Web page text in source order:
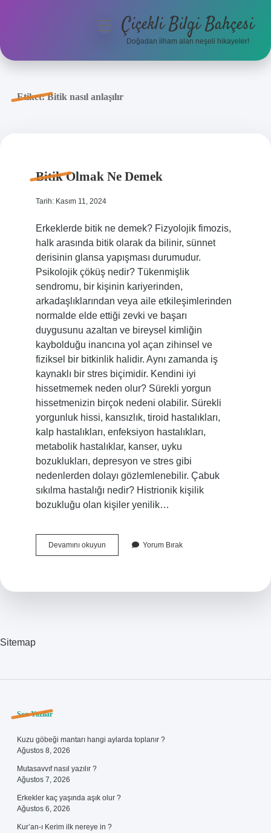
Anasayfa
menüyüÇiçekli Bilgi Bahçesi
Doğadan ilham alan neşeli hikayeler!
Etiket:Bitik nasıl anlaşılır
Bitik Olmak Ne Demek
Tarih: Kasım 11, 2024
Erkeklerde bitik ne demek? Fizyolojik fimozis,
halk arasında bitik olarak da bilinir, sünnet
derisinin glansa yapışması durumudur.
Psikolojik çöküş nedir? Tükenmişlik
sendromu, bir kişinin kariyerinden,
arkadaşlıklarından veya aile etkileşimlerinden
normalde elde ettiği zevki ve başarı
duygusunu azaltan ve bireysel kimliğin
kaybolduğu inancına yol açan zihinsel ve
fiziksel bir bitkinlik halidir. Aynı zamanda iş
kaynaklı bir stres biçimidir. Kendini iyi
hissetmemek neden olur? Sürekli yorgun
hissetmenizin birçok nedeni olabilir. Sürekli
yorgunluk hissi, kansızlık, tiroid hastalıkları,
kalp hastalıkları, enfeksiyon hastalıkları,
metabolik hastalıklar, kanser, uyku
bozuklukları, depresyon ve stres gibi
nedenlerden dolayı gözlemlenebilir. Çabuk
sıkılma hastalığı nedir? Histrionik kişilik
bozukluğu olan kişiler yenilik…
Devamını okuyunBitik
Olmak
Yorum Bırak
Sitemap
Sidebar
Son Yazılar
Kuzu göbeği mantarı hangi aylarda toplanır ?
Ağustos 8, 2026
Mutasavvıf nasıl yazılır ?
Ağustos 7, 2026
Erkekler kaç yaşında aşık olur ?
Ağustos 6, 2026
Kur’an-ı Kerim ilk nereye in ?